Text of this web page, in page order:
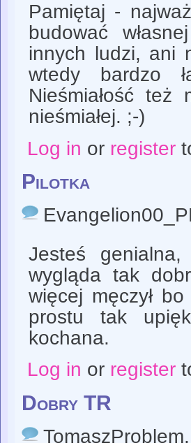
Pamiętaj -
budować
innych ludzi, ani
wtedy bardzo
Nieśmiałość
nieśmiałej. ;-)
Log in or register
Pilotka
Jesteś
wygląda tak
więcej męczył
prostu tak
kochana.
Log in or register
Dobry TR
TomaszProblem